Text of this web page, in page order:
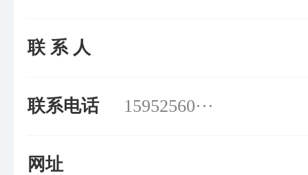
联 系 人
联系电话 15952560···
网址